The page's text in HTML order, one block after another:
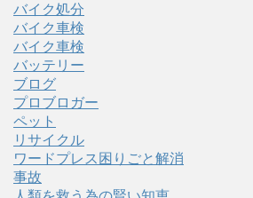
バイク処分
バイク車検
バイク車検
バッテリー
ブログ
プロブロガー
ペット
リサイクル
ワードプレス困りごと解消
事故